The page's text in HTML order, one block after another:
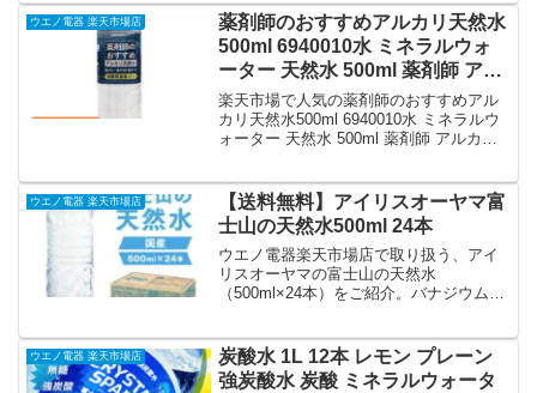
蓄 防災 自然 アイリスオーヤマ
【代引き不可】｜価格・送料・ポ
イント還元まとめ
水 バナジウム水 ケース 備蓄 防災 自然
アイリスオーヤマ【代引き不可】を徹底
解説。ウエノ電器 楽天市場店から1,180
円で販売中（送料込み・ポイント1倍）。
実ユーザーレビュー24件・平均評価4の商
品情報・購入方法まとめ。
ウエノ電器 楽天市場店
薬剤師のおすすめアルカリ天然水
500ml 6940010水 ミネラルウォ
ーター 天然水 500ml 薬剤師 アル
カリ アルカリ天然水 株式会社ケ
イ・エフ・ジー｜価格・送料・ポ
イント還元まとめ
楽天市場で人気の薬剤師のおすすめアル
カリ天然水500ml 6940010水 ミネラルウ
ォーター 天然水 500ml 薬剤師 アルカリ
ら3,312円で販売中（送料別・ポイント1
倍）。実ユーザーレビュー0件・平均評価
0の商品情報・購入方法まとめ。
ウエノ電器 楽天市場店
【送料無料】アイリスオーヤマ富
士山の天然水500ml 24本
ウエノ電器楽天市場店で取り扱う、アイ
リスオーヤマの富士山の天然水
（500ml×24本）をご紹介。バナジウム含
の水分補給や備蓄にぜひご利用くださ
い。
ウエノ電器 楽天市場店
炭酸水 1L 12本 レモン プレーン
強炭酸水 炭酸 ミネラルウォータ